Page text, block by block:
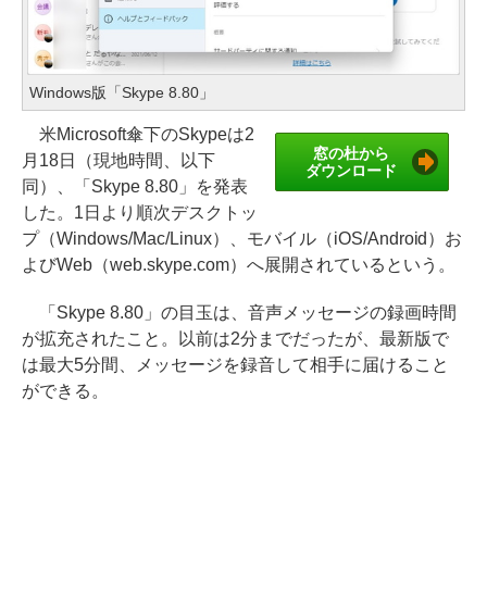
Windows版「Skype 8.80」
窓の杜から
ダウンロード
米Microsoft傘下のSkypeは2
月18日（現地時間、以下
同）、「Skype 8.80」を発表
した。1日より順次デスクトッ
プ（Windows/Mac/Linux）、モバイル（iOS/Android）お
よびWeb（web.skype.com）へ展開されているという。
「Skype 8.80」の目玉は、音声メッセージの録画時間
が拡充されたこと。以前は2分までだったが、最新版で
は最大5分間、メッセージを録音して相手に届けること
ができる。